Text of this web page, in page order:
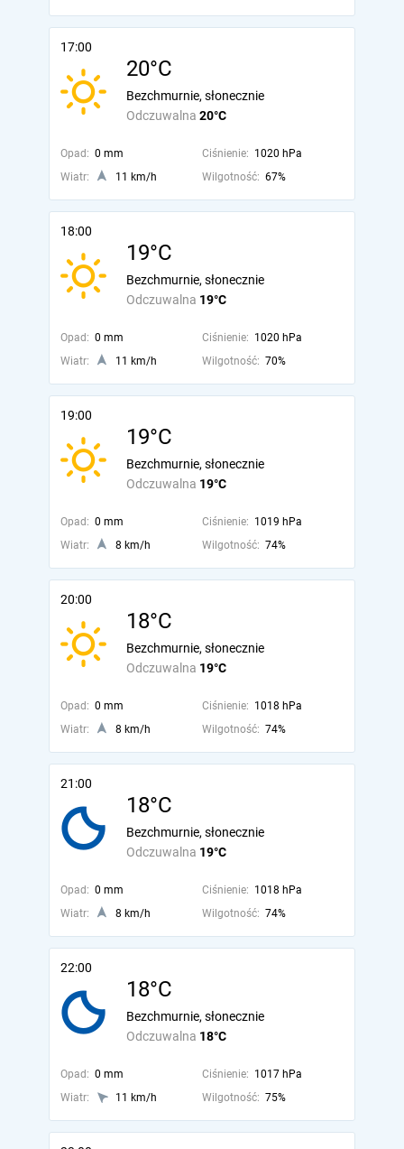
17:00
20°C
Odczuwalna 20°C
Bezchmurnie, słonecznie
Opad: 0 mm Ciśnienie: 1020 hPa
Wiatr:
11 km/h Wilgotność: 67%
18:00
19°C
Odczuwalna 19°C
Bezchmurnie, słonecznie
Opad: 0 mm Ciśnienie: 1020 hPa
Wiatr:
11 km/h Wilgotność: 70%
19:00
19°C
Odczuwalna 19°C
Bezchmurnie, słonecznie
Opad: 0 mm Ciśnienie: 1019 hPa
Wiatr:
8 km/h Wilgotność: 74%
20:00
18°C
Odczuwalna 19°C
Bezchmurnie, słonecznie
Opad: 0 mm Ciśnienie: 1018 hPa
Wiatr:
8 km/h Wilgotność: 74%
21:00
18°C
Odczuwalna 19°C
Bezchmurnie, słonecznie
Opad: 0 mm Ciśnienie: 1018 hPa
Wiatr:
8 km/h Wilgotność: 74%
22:00
18°C
Odczuwalna 18°C
Bezchmurnie, słonecznie
Opad: 0 mm Ciśnienie: 1017 hPa
Wiatr:
11 km/h Wilgotność: 75%